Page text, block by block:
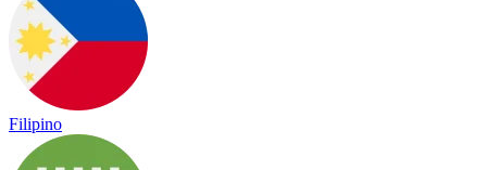
Filipino